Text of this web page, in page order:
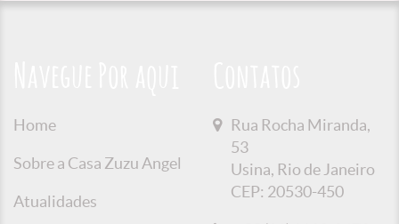
Home
Sobre a Casa Zuzu Angel
Atualidades
Rua Rocha Miranda,
53
Usina, Rio de Janeiro
CEP: 20530-450